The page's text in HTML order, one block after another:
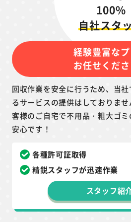
100%
自社スタ
経験豊富な
お任せくださ
回収作業を安全に行うため、当
るサービスの提供はしておりま
客様のご自宅で不用品・粗大ゴ
安心です！
各種許可証取得
精鋭スタッフが迅速作業
スタッフ紹